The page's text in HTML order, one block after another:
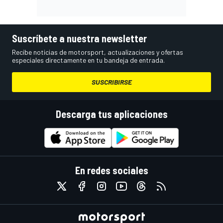
Suscríbete a nuestra newsletter
Recibe noticias de motorsport, actualizaciones y ofertas
especiales directamente en tu bandeja de entrada.
SUSCRIBIRSE
Descarga tus aplicaciones
En redes sociales